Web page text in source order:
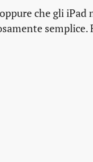
che gli iPad
semplice.